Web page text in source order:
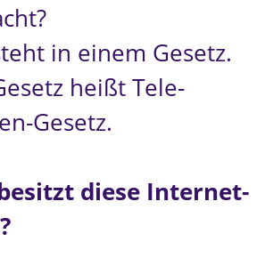
in einem Gesetz.
heißt Tele-
Gesetz.
diese Internet-